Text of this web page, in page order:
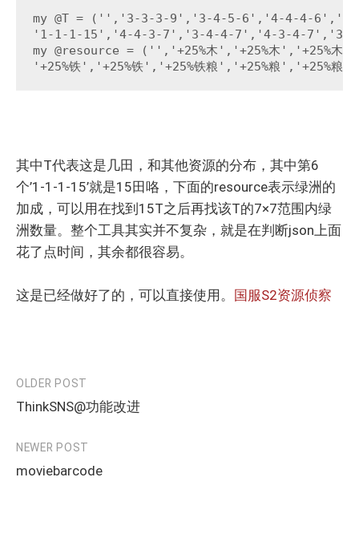
my @T = ('','3-3-3-9','3-4-5-6','4-4-4-
'1-1-1-15','4-4-3-7','3-4-4-7','4-3-4-7','3-
my @resource = ('','+25%木','+25%木','+25%木
'+25%铁','+25%铁','+25%铁粮','+25%粮','+25%粮
其中T代表这是几田，和其他资源的分布，其中第6
个’1-1-1-15’就是15田咯，下面的resource表示绿洲的
加成，可以用在找到15T之后再找该T的7×7范围内绿
洲数量。整个工具其实并不复杂，就是在判断json上面
花了点时间，其余都很容易。
这是已经做好了的，可以直接使用。 国服S2资源侦察
Post
navigation
OLDER POST
ThinkSNS@功能改进
NEWER POST
moviebarcode